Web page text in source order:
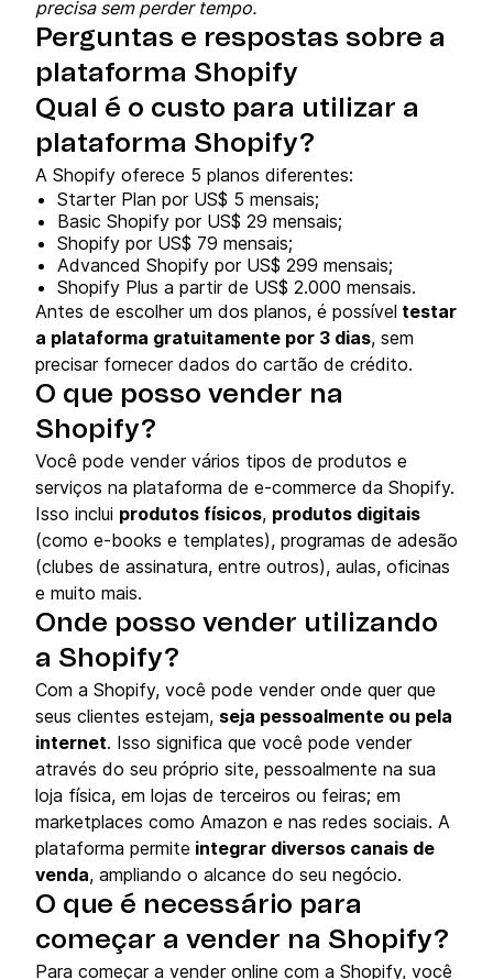
precisa sem perder tempo.
Perguntas e respostas sobre a
plataforma Shopify
Qual é o custo para utilizar a
plataforma Shopify?
A Shopify oferece 5 planos diferentes:
Starter Plan por US$ 5 mensais;
Basic Shopify por US$ 29 mensais;
Shopify por US$ 79 mensais;
Advanced Shopify por US$ 299 mensais;
Shopify Plus a partir de US$ 2.000 mensais.
Antes de escolher um dos planos, é possível testar
a plataforma gratuitamente por 3 dias, sem
precisar fornecer dados do cartão de crédito.
O que posso vender na
Shopify?
Você pode vender vários tipos de produtos e
serviços na plataforma de e-commerce da Shopify.
Isso inclui produtos físicos, produtos digitais
(como e-books e templates), programas de adesão
(clubes de assinatura, entre outros), aulas, oficinas
e muito mais.
Onde posso vender utilizando
a Shopify?
Com a Shopify, você pode vender onde quer que
seus clientes estejam, seja pessoalmente ou pela
internet. Isso significa que você pode vender
através do seu próprio site, pessoalmente na sua
loja física, em lojas de terceiros ou feiras; em
marketplaces como Amazon e nas redes sociais. A
plataforma permite integrar diversos canais de
venda, ampliando o alcance do seu negócio.
O que é necessário para
começar a vender na Shopify?
Para começar a vender online com a Shopify, você